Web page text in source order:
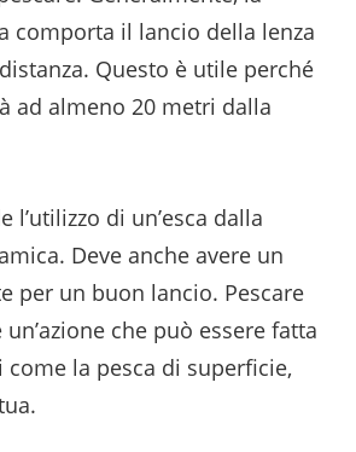
comporta il lancio della lenza
Questo è utile perché
ad almeno 20 metri dalla
l’utilizzo di un’esca dalla
Deve anche avere un
per un buon lancio. Pescare
che può essere fatta
la pesca di superficie,